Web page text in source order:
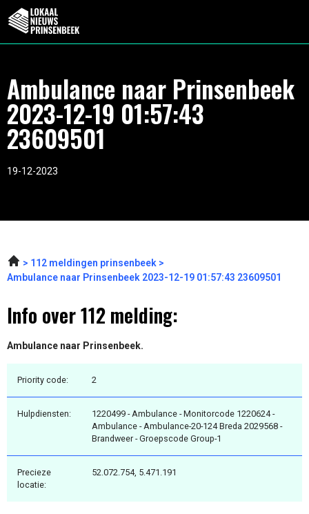
Ambulance naar Prinsenbeek
2023-12-19 01:57:43
23609501
19-12-2023
112 meldingen prinsenbeek
Ambulance naar Prinsenbeek 2023-12-19 01:57:43 23609501
Info over 112 melding:
Ambulance naar Prinsenbeek.
Priority code: 2
Hulpdiensten:
1220499 - Ambulance - Monitorcode 1220624 -
Ambulance - Ambulance-20-124 Breda 2029568 -
Brandweer - Groepscode Group-1
Precieze
locatie:
52.072.754, 5.471.191